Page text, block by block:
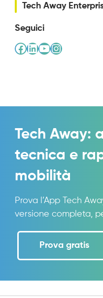
Tech Away
Seguici
Facebook
LinkedIn
YouTube
Instagram
Tech Away:
tecnica e
mobilità
Prova l’App Tech
versione completa,
Prova gratis